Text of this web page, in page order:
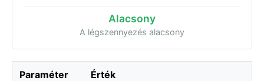
Alacsony
A légszennyezés alacsony
Paraméter Érték